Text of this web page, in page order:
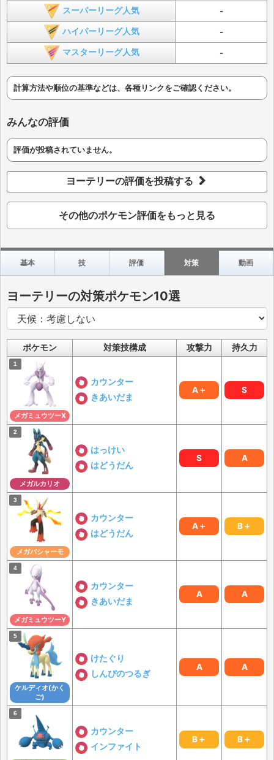
スーパーリーグ人気 -
ハイパーリーグ人気 -
マスターリーグ人気 -
計算方法や順位の基準などは、各種リンクをご確認ください。
みんなの評価
評価が投稿されていません。
ヨーテリーの評価を投稿する
その他のポケモン評価をもっと見る
基本 技 評価 対策 動画
ヨーテリーの対策ポケモン10選
ポケモン 対策技構成 攻撃力 持久力
メガミュウツーX
カウンター
きあいだま
A＋ S
メガルカリオ
はっけい
はどうだん
S A
メガバシャーモ
カウンター
はどうだん
A＋ B＋
メガミュウツーY
カウンター
きあいだま
A A
ケルディオ(かく
ご)
けたぐり
しんぴのつるぎ
A A
カウンター
インファイト
B＋ B＋